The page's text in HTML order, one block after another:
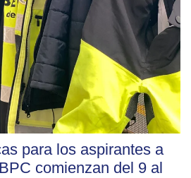
para los aspirantes a
comienzan del 9 al